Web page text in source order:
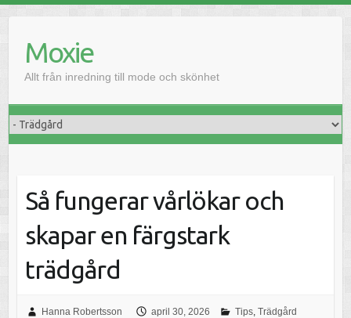
Moxie
Allt från inredning till mode och skönhet
Så fungerar vårlökar och
skapar en färgstark
trädgård
Hanna Robertsson april 30, 2026 Tips, Trädgård